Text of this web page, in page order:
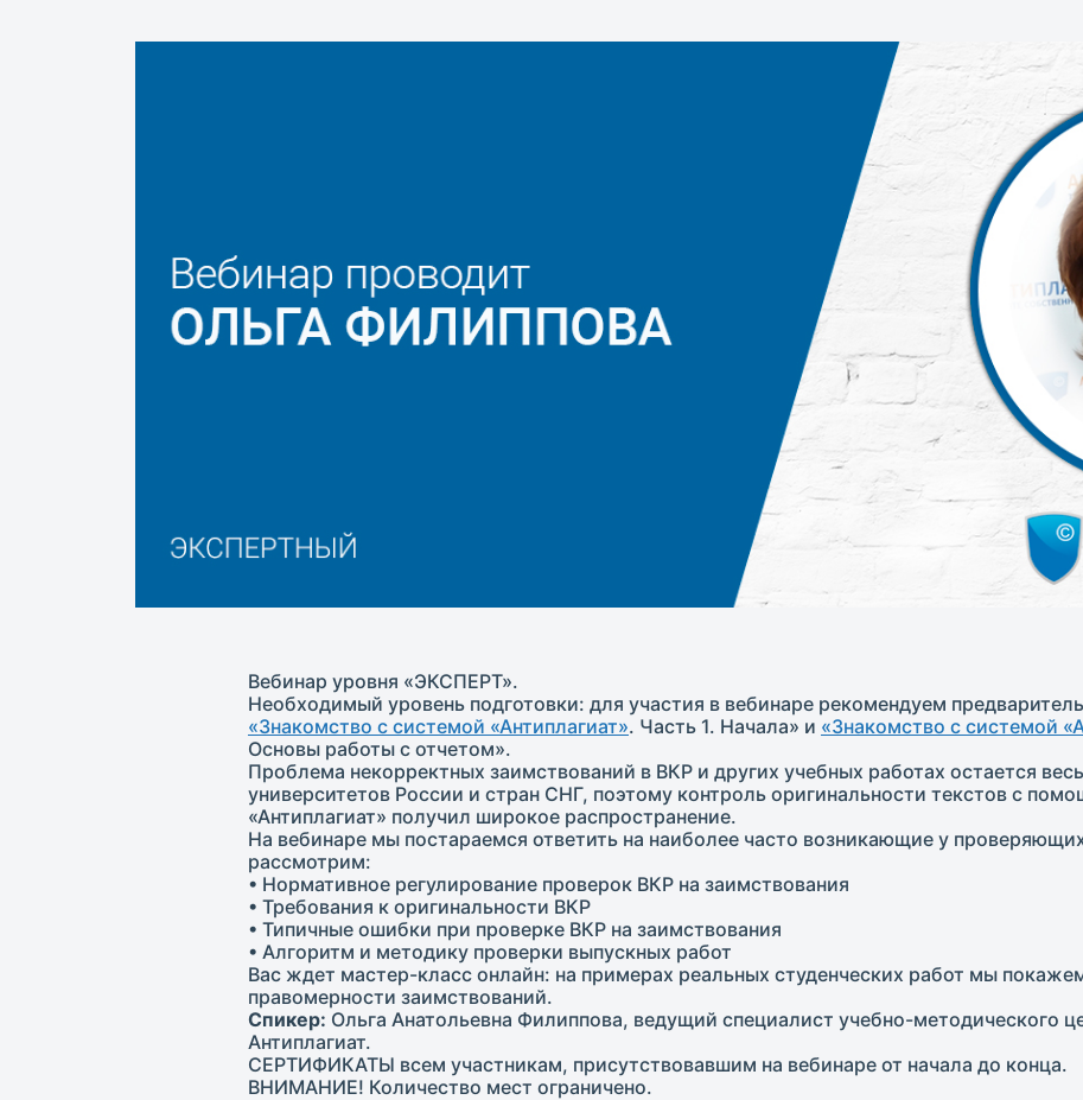
Вебинар уровня «ЭКСПЕРТ».
Необходимый уровень подготовки: для участия в вебинаре рекомендуем
«Знакомство с системой «Антиплагиат». Часть 1. Начала» и «Знакомство с системой
Основы работы с отчетом».
Проблема некорректных заимствований в ВКР и других учебных работах остается
университетов России и стран СНГ, поэтому контроль оригинальности текстов с
«Антиплагиат» получил широкое распространение.
На вебинаре мы постараемся ответить на наиболее часто возникающие у
рассмотрим:
• Нормативное регулирование проверок ВКР на заимствования
• Требования к оригинальности ВКР
• Типичные ошибки при проверке ВКР на заимствования
• Алгоритм и методику проверки выпускных работ
Вас ждет мастер-класс онлайн: на примерах реальных студенческих работ мы
правомерности заимствований.
Спикер: Ольга Анатольевна Филиппова, ведущий специалист учебно-методического
Антиплагиат.
СЕРТИФИКАТЫ всем участникам, присутствовавшим на вебинаре от начала до конца.
ВНИМАНИЕ! Количество мест ограничено.